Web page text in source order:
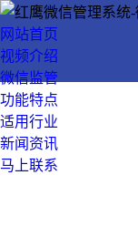
网站首页
视频介绍
微信监管
功能特点
适用行业
新闻资讯
马上联系